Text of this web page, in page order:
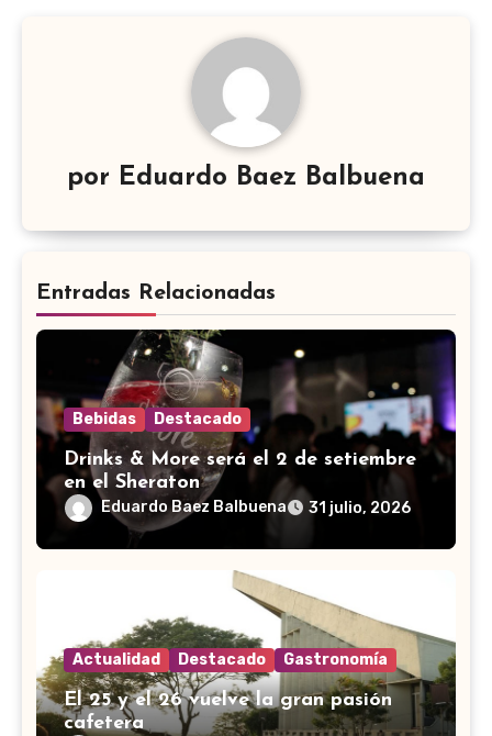
por Eduardo Baez Balbuena
Entradas Relacionadas
Bebidas Destacado
Drinks & More será el 2 de setiembre
en el Sheraton
Eduardo Baez Balbuena 31 julio, 2026
Actualidad Destacado Gastronomía
El 25 y el 26 vuelve la gran pasión
cafetera